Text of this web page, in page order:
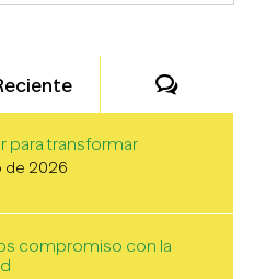
para transformar
de 2026
compromiso con la